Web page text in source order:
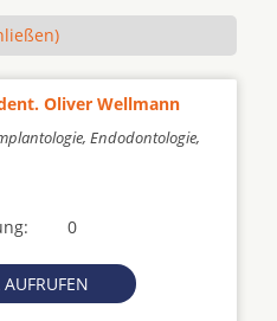
Oliver Wellmann
Endodontologie,
0
AUFRUFEN